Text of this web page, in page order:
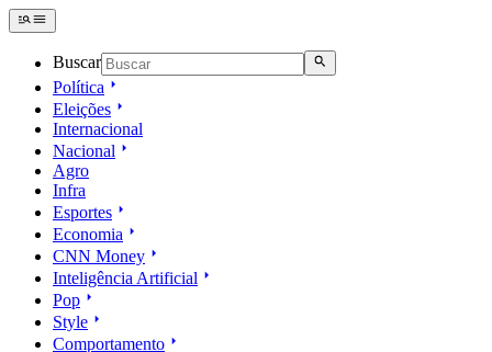
Buscar
Política
Eleições
Internacional
Nacional
Agro
Infra
Esportes
Economia
CNN Money
Inteligência Artificial
Pop
Style
Comportamento